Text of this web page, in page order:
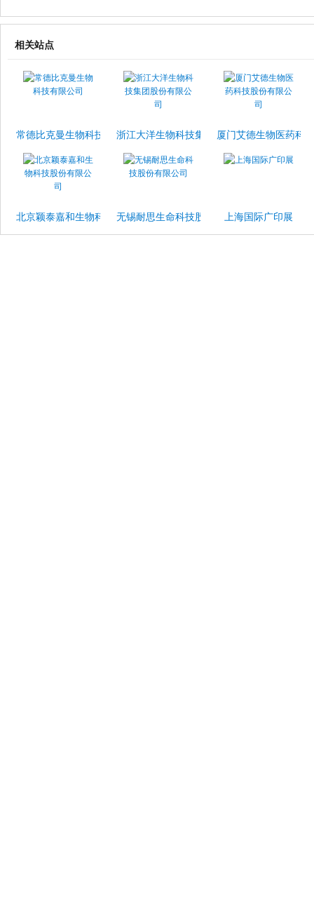
相关站点
常德比克曼生物科技有限公司浙江大洋生物科技集团股份有限公司
厦门艾德生物医药科
北京颖泰嘉和生物科技股份有限公司无锡耐思生命科技股份有限公司上海国际广印展